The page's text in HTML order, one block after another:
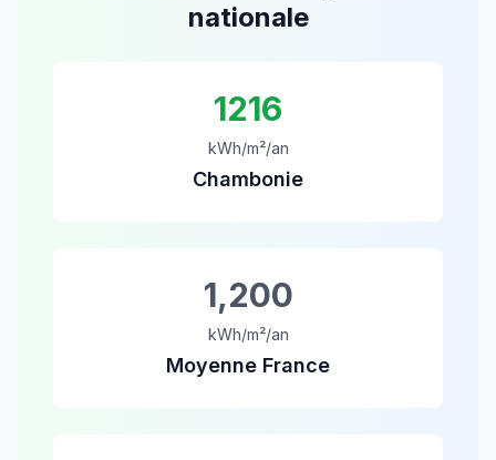
nationale
1216
kWh/m²/an
Chambonie
1,200
kWh/m²/an
Moyenne France